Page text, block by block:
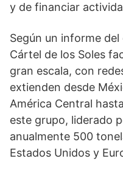
y de financiar
Según un informe
Cártel de los Soles
gran escala, con
extienden desde
América Central
este grupo, liderado
anualmente 500
Estados Unidos y